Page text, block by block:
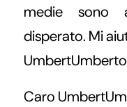
medie sono
disperato. Mi
UmbertUmberto
Caro